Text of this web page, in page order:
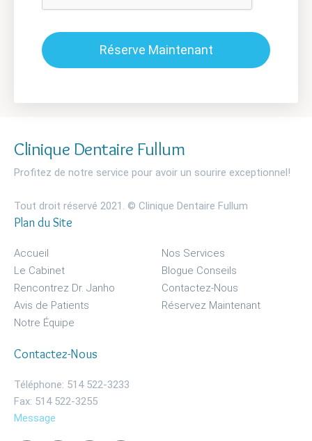
Clinique Dentaire Fullum
Profitez de notre service pour avoir un sourire exceptionnel!
Tout droit réservé 2021. © Clinique Dentaire Fullum
Plan du Site
Accueil
Le Cabinet
Rencontrez Dr. Janho
Avis de Patients
Notre Équipe
Nos Services
Blogue Conseils
Contactez-Nous
Réservez Maintenant
Contactez-Nous
Téléphone: 514 522-3233
Fax: 514 522-3255
Message